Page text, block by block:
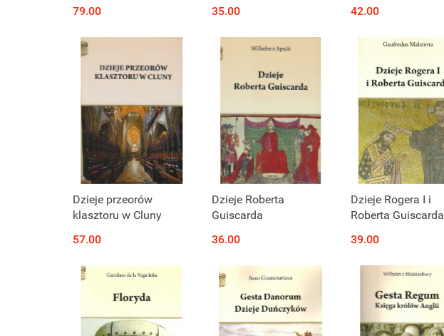
79.00 35.00 42.00
Dzieje przeorów
klasztoru w Cluny
57.00
Dzieje Roberta
Guiscarda
36.00
Dzieje Rogera I i
Roberta Guiscarda
39.00